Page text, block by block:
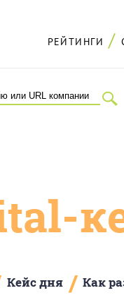
РЕЙТИНГИ
Кейс дня / Как